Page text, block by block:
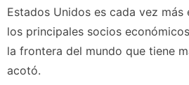
Estados Unidos es cada vez más
los principales socios
la frontera del mundo que tiene
acotó.